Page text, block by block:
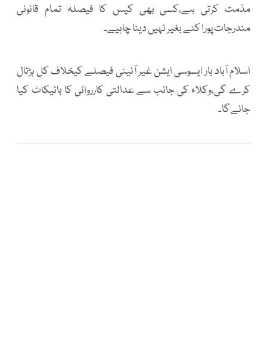
مذمت کرتی ہے،کسی بھی کیس کا فیصلہ تمام قانونی
مندرجات پورا کئے بغیر نہیں دینا چاہیے۔
اسلام آباد بار ایسوسی ایشن غیر آئینی فیصلے کیخلاف کل ہڑتال
کرے گی،وکلاء کی جانب سے عدالتی کارروائی کا بائیکاٹ کیا
جائے گا۔